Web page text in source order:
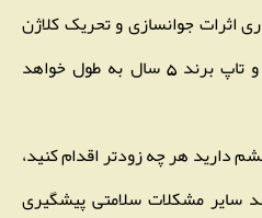
اثرات جوانسازی و تحریک کلاژن
سازی هیالورونیک‌های مرغوب و تاپ برند 5 سال به طول خواهد
دارید هر چه زودتر اقدام کنید،
سایر مشکلات سلامتی پیشگیری